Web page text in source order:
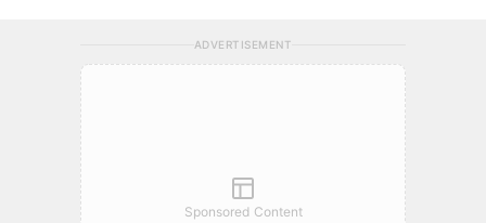
ADVERTISEMENT
Sponsored Content